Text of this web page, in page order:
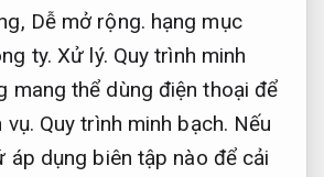
Dễ mở rộng. hạng mục
ty.Xử lý. Quy trình minh
mang thể dùng điện thoại để
vụ. Quy trình minh bạch. Nếu
áp dụng biên tập nào để cải